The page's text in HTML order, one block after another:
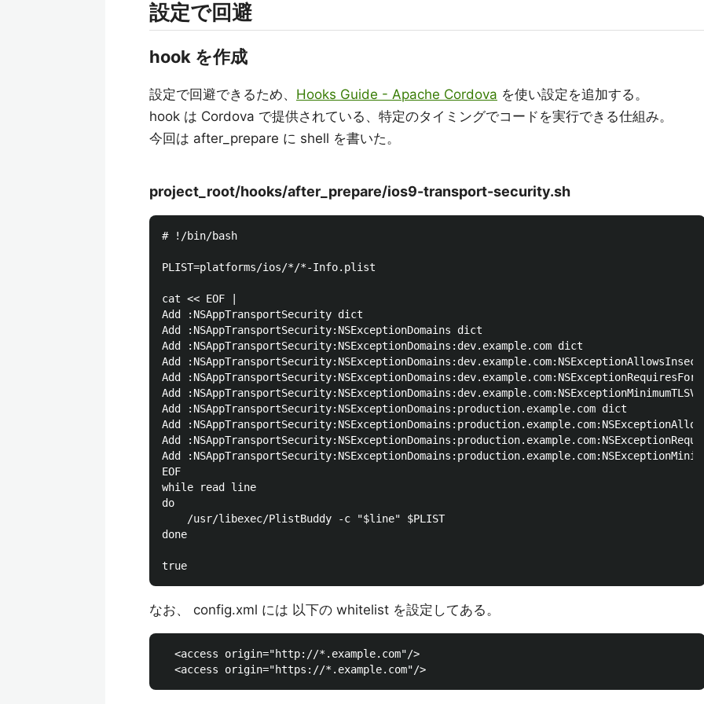
設定で回避
hook を作成
設定で回避できるため、 Hooks Guide - Apache Cordova を使い設定を追加する。
hook は Cordova で提供されている、特定のタイミングでコードを実行できる仕組み。
今回は after_prepare に shell を書いた。
project_root/hooks/after_prepare/ios9-transport-security.sh
# !/bin/bash
PLIST=platforms/ios/*/*-Info.plist
cat << EOF |
Add :NSAppTransportSecurity dict
Add :NSAppTransportSecurity:NSExceptionDomains dict
Add :NSAppTransportSecurity:NSExceptionDomains:dev.example.com dict
Add
Add
Add
Add :NSAppTransportSecurity:NSExceptionDomains:production.example.com dict
Add
Add
Add
EOF
while read line
do
    /usr/libexec/PlistBuddy -c "$line" $PLIST
done
なお、 config.xml には 以下の whitelist を設定してある。
  <access origin="http://*.example.com"/>